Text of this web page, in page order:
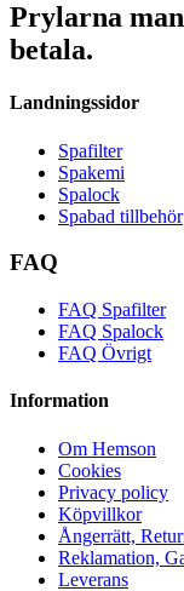
Prylarna
betala.
Landningssidor
Spafilter
Spakemi
Spalock
Spabad tillbehör
FAQ
FAQ Spafilter
FAQ Spalock
FAQ Övrigt
Information
Om Hemson
Cookies
Privacy policy
Köpvillkor
Ångerrätt,
Reklamation,
Leverans